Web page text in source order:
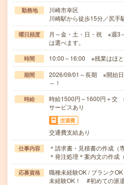
勤務地
川崎市幸区
川崎駅から徒歩15分／尻手
曜日頻度
月～金・土・日・祝 ※週3
は選べます。
時間 10:00～16:00 ※残業はほと
期間
2026/09/01～長期 ※開始
～！
時給
時給1500円～1600円＋交
サービスあり
交通費
交通費支給あり
仕事内容
＊請求書・見積書の作成（
＊発注処理＊案内文の作
応募資格
職種未経験OK / ブランク
未経験OK！ #初めての派